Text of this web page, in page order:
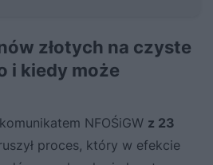
złotych na czyste
i kiedy może
NFOŚiGW z 23
proces, który w efekcie